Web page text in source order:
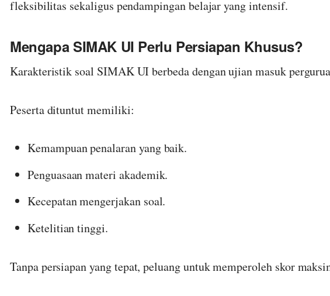
fleksibilitas sekaligus pendampingan belajar yang intensif.
Mengapa SIMAK UI Perlu Persiapan Khusus?
Karakteristik soal SIMAK UI berbeda dengan ujian masuk
Peserta dituntut memiliki:
Kemampuan penalaran yang baik.
Penguasaan materi akademik.
Kecepatan mengerjakan soal.
Ketelitian tinggi.
Tanpa persiapan yang tepat, peluang untuk memperoleh skor